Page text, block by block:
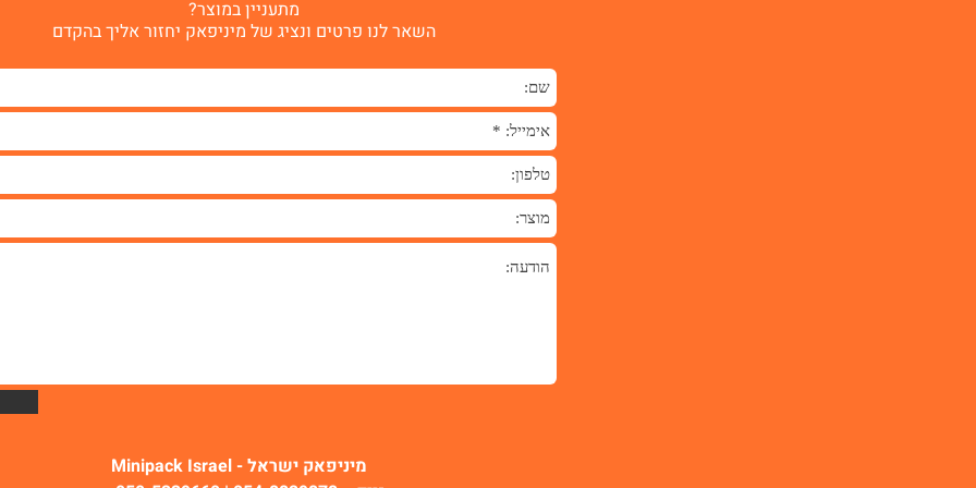
מתעניין במוצר?
השאר לנו פרטים ונציג של מיניפאק יחזור אליך בהקדם
מיניפאק ישראל - Minipack Israel